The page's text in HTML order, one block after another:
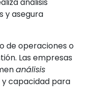
análisis
y asegura
de operaciones o
Las empresas
análisis
y capacidad para